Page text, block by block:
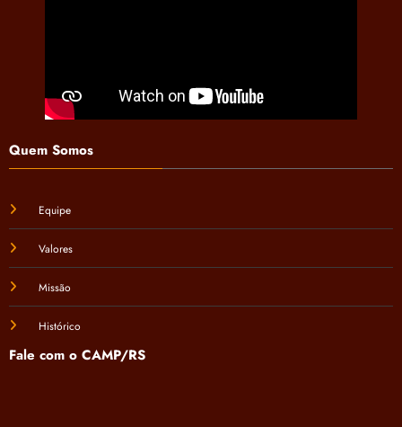
Quem Somos
Equipe
Valores
Missão
Histórico
Fale com o CAMP/RS